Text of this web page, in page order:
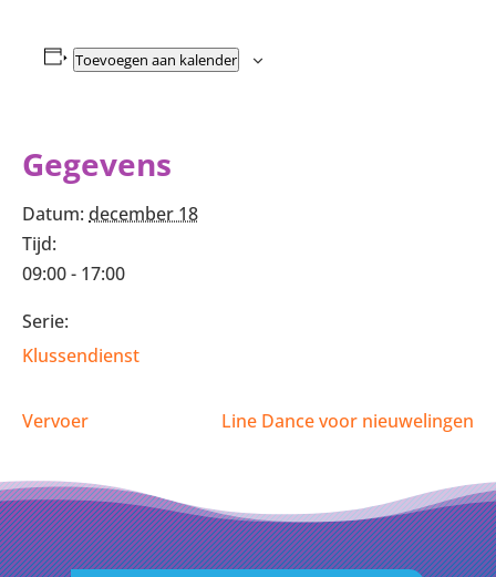
Toevoegen aan kalender
Gegevens
Datum: december 18
Tijd:
09:00 - 17:00
Serie:
Klussendienst
Vervoer Line Dance voor nieuwelingen